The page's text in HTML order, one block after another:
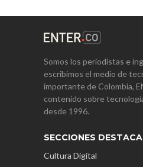
Somos los periodistas e
escribimos el medio de
importante de Colombia,
contenido sobre
desde 1996.
SECCIONES
Cultura Digital